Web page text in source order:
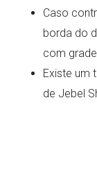
Caso
borda do
com
Existe um
de Jebel